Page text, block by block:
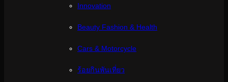
Innovation
Beauty Fashion & Health
Cars & Motorcycle
ร้อยกินพันเที่ยว